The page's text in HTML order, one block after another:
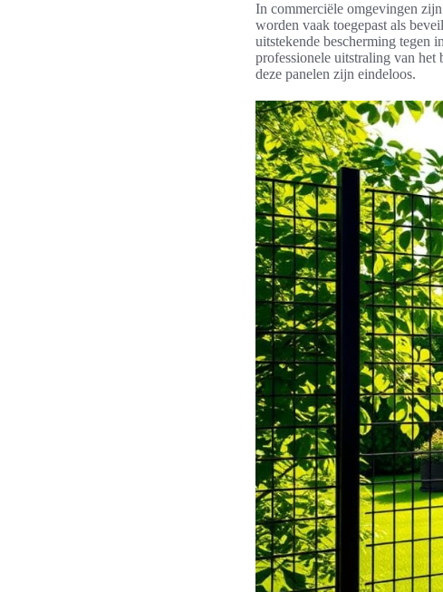
In commerciële omgevingen
worden vaak toegepast als
uitstekende bescherming tegen
professionele uitstraling van het
deze panelen zijn eindeloos.